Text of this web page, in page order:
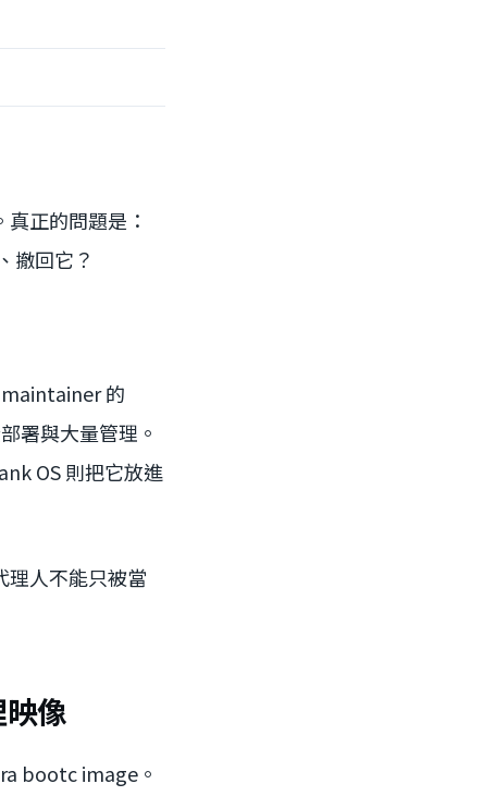
正的問題是：
撤回它？
的
署與大量管理。
OS 則把它放進
理人不能只被當
像
bootc image。